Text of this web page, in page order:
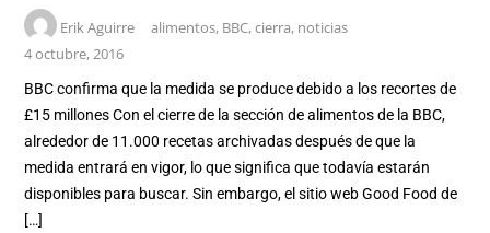
Erik Aguirre alimentos, BBC,cierra, noticias
4 octubre, 2016
BBC confirma que la medida se produce debido a los recortes de
£15 millones Con el cierre de la sección de alimentos de la BBC,
alrededor de 11.000 recetas archivadas después de que la
medida entrará en vigor, lo que significa que todavía estarán
disponibles para buscar. Sin embargo, el sitio web Good Food de
[…]